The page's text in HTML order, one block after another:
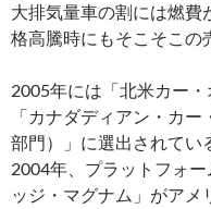
大排気量車の割には燃費
格高騰時にもそこそこの
2005年には「北米カー
「カナダディアン・カ
部門）」に選出されてい
2004年、プラットフォ
ッジ・マグナム」がアメ